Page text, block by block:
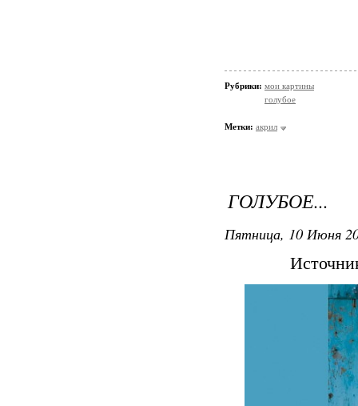
Рубрики: мои картины
голубое
Метки: акрил
ГОЛУБОЕ...
Пятница, 10 Июня